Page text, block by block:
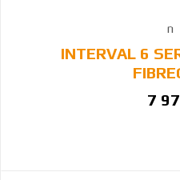
INTERVAL 6
7